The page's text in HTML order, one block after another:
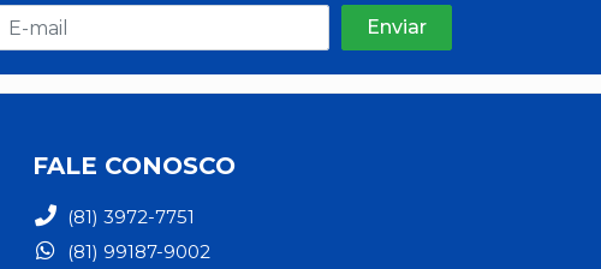
FALE CONOSCO
(81) 3972-7751
(81) 99187-9002